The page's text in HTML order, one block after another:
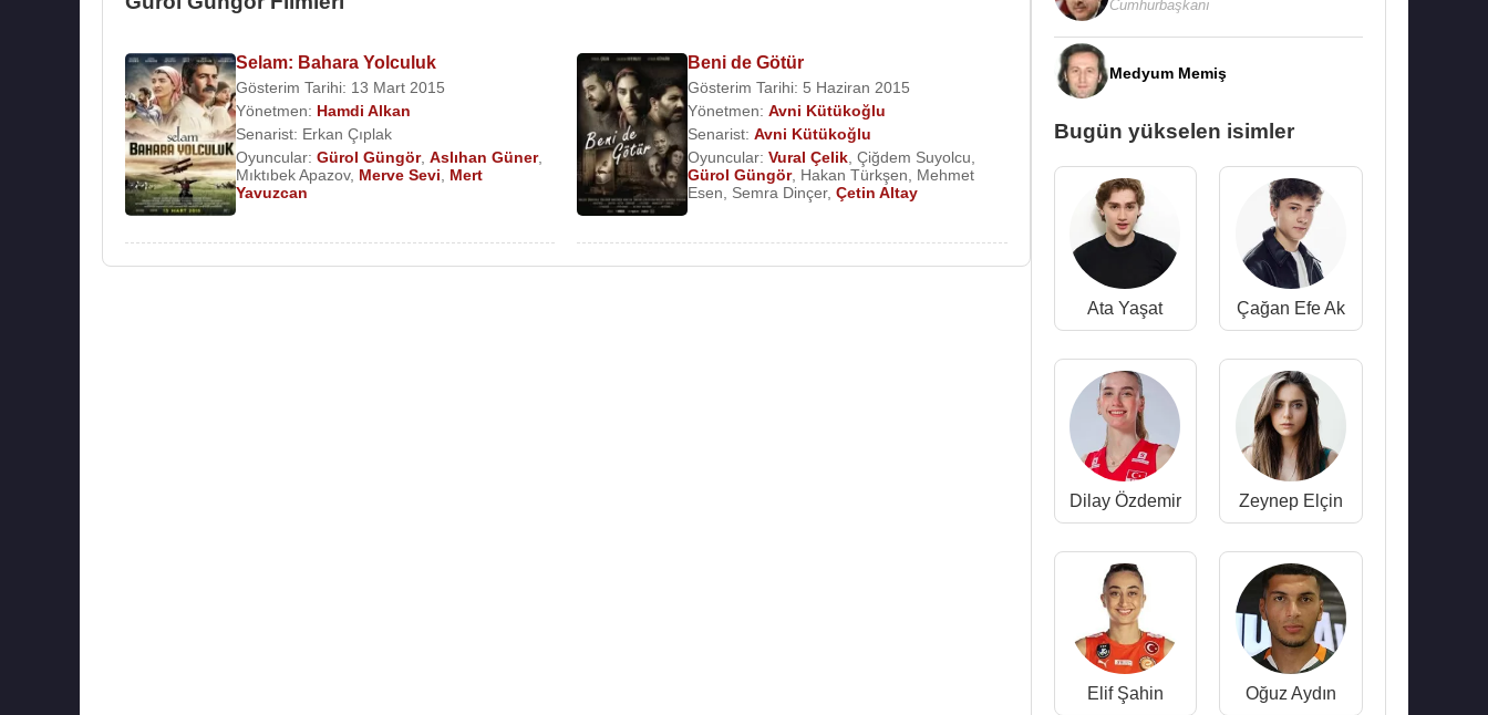
Selam: Bahara Yolculuk
Gösterim Tarihi: 13 Mart 2015
Yönetmen: Hamdi Alkan
Senarist: Erkan Çıplak
Oyuncular: Gürol Güngör, Aslıhan Güner,
Mıktıbek Apazov, Merve Sevi
Mert
Yavuzcan
Beni de Götür
Gösterim Tarihi: 5 Haziran 2015
Yönetmen:Avni Kütükoğlu
Senarist:Avni Kütükoğlu
Oyuncular:Vural Çelik ,Çiğdem Suyolcu
Gürol Güngör, Hakan Türkşen
Mehmet
Esen
Semra Dinçer,Çetin Altay
Cumhurbaşkanı
Medyum Memiş
Bugün yükselen isimler
Ata Yaşat Çağan Efe Ak
Dilay Özdemir Zeynep Elçin
Elif Şahin Oğuz Aydın